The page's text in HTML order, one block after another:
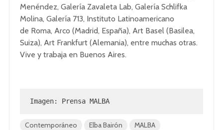
Menéndez, Galería Zavaleta Lab, Galería Schlifka
Molina, Galería 713, Instituto Latinoamericano
de Roma, Arco (Madrid, España), Art Basel (Basilea,
Suiza), Art Frankfurt (Alemania), entre muchas otras.
Vive y trabaja en Buenos Aires.
Imagen: Prensa MALBA
Contemporáneo Elba Bairón MALBA